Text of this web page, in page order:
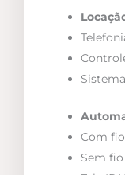
Com fio
Sem fio